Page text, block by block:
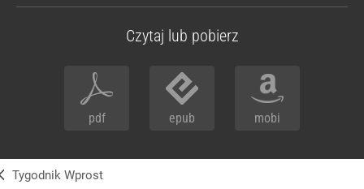
Czytaj lub pobierz
pdf epub mobi
Tygodnik Wprost